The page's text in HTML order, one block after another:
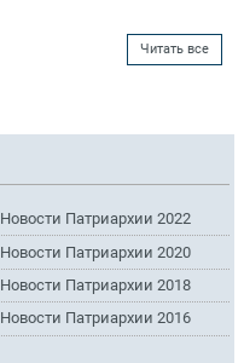
Читать все
Новости Патриархии 2022
Новости Патриархии 2020
Новости Патриархии 2018
Новости Патриархии 2016